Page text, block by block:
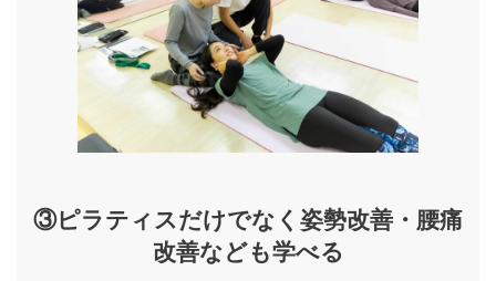
③ピラティスだけでなく姿勢改善・腰痛
改善なども学べる